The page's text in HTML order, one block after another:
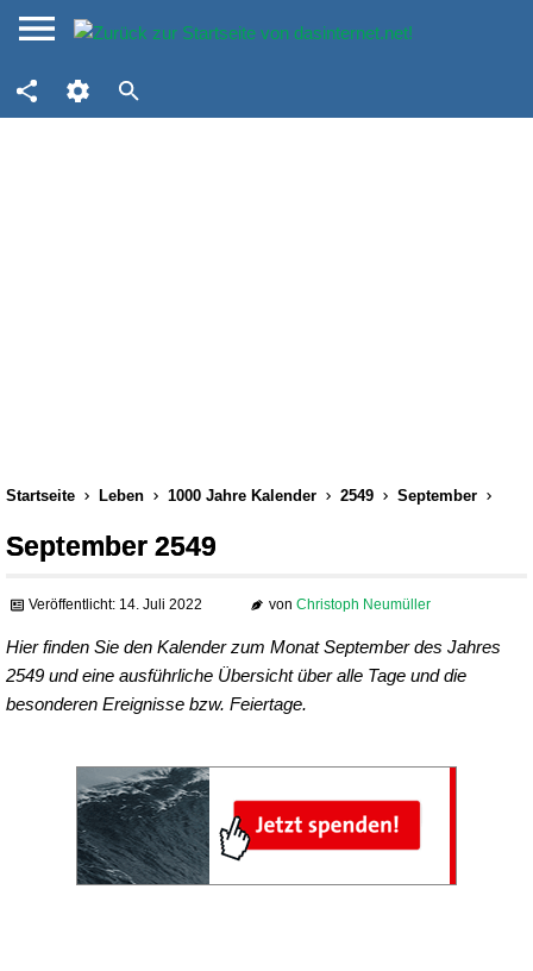
Startseite Leben 1000 Jahre Kalender 2549 September
September 2549
Veröffentlicht: 14. Juli 2022 von Christoph Neumüller
Hier finden Sie den Kalender zum Monat September des Jahres
2549 und eine ausführliche Übersicht über alle Tage und die
besonderen Ereignisse bzw. Feiertage.